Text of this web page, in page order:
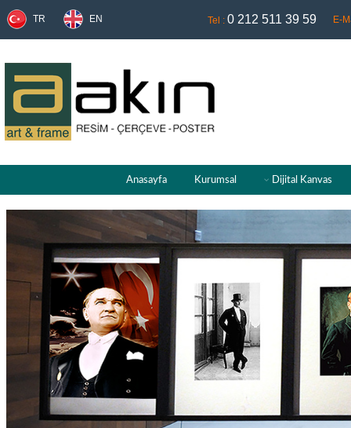
TR EN Tel : 0 212 511 39 59 E-
Anasayfa Kurumsal Dijital Kanvas